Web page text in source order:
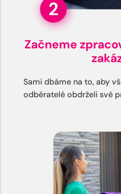
Začneme
Sami dbáme na to, aby
odběratelé obdrželi své